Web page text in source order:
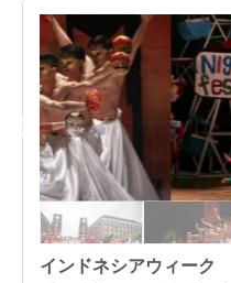
インドネシアウィーク